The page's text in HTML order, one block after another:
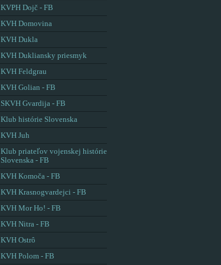
KVPH Dojč - FB
KVH Domovina
KVH Dukla
KVH Dukliansky priesmyk
KVH Feldgrau
KVH Golian - FB
SKVH Gvardija - FB
Klub histórie Slovenska
KVH Juh
Klub priateľov vojenskej histórie
Slovenska - FB
KVH Komoča - FB
KVH Krasnogvardejci - FB
KVH Mor Ho! - FB
KVH Nitra - FB
KVH Ostrô
KVH Polom - FB